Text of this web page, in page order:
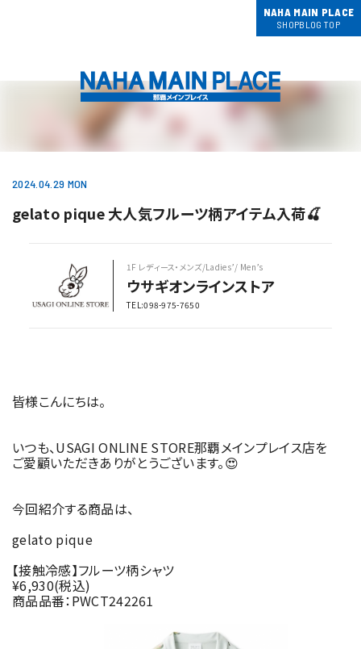
NAHA MAIN PLACE
SHOPBLOG TOP
2024.04.29 MON
gelato pique 大人気フルーツ柄アイテム入荷🍒
1F レディース・メンズ/Ladies’/ Men’s
ウサギオンラインストア
TEL:098-975-7650
皆様こんにちは。
いつも、USAGI ONLINE STORE那覇メインプレイス店を
ご愛顧いただきありがとうございます。😍
今回紹介する商品は、
gelato pique
【接触冷感】フルーツ柄シャツ
¥6,930(税込)
商品品番：PWCT242261